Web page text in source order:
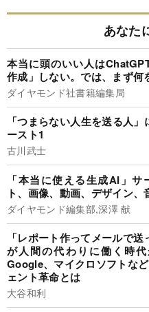
あなた
本当に頭のいい人は
作成」しない。では、まず何
ダイヤモンド社書籍編集局
「つまらない人生を送る人
ースト1
古川武士
「本当に使える生成AI」
ト、画像、動画、デザイン
ダイヤモンド編集部,深澤 献
「レポート作ってメールで
が人間の代わりに働く時代
Google、マイクロソフトな
ェント革命とは
大谷和利